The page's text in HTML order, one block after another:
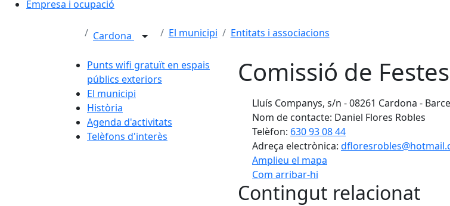
Empresa i ocupació
Cardona El municipi Entitats i associacions
Punts wifi gratuït en espais
públics exteriors
El municipi
Història
Agenda d'activitats
Telèfons d'interès
Comissió de
Lluís Companys, s/n - 08261 Cardona -
Nom de contacte: Daniel Flores Robles
Telèfon: 630 93 08 44
Adreça electrònica:
Amplieu el mapa
Com arribar-hi
+
Contingut relacionat